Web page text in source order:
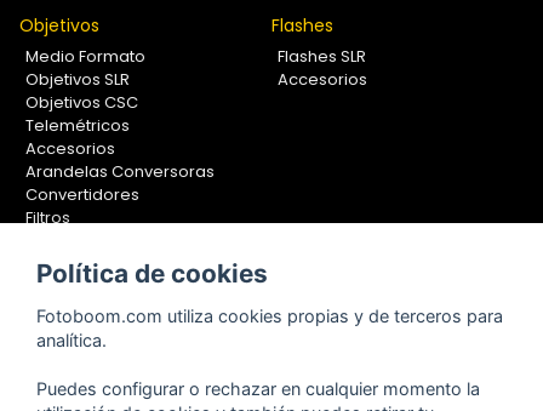
Objetivos
Medio Formato
Objetivos SLR
Objetivos CSC
Telemétricos
Accesorios
Arandelas Conversoras
Convertidores
Filtros
Calibradores
Flashes
Flashes SLR
Accesorios
Soportes Fotografía
Monopiés
Trípodes
Política de cookies
Fotoboom.com utiliza cookies propias y de terceros para
analítica.
Puedes configurar o rechazar en cualquier momento la